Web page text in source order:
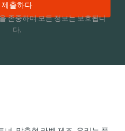
제출하다
존중하며 모든 정보는 보호됩니
다.